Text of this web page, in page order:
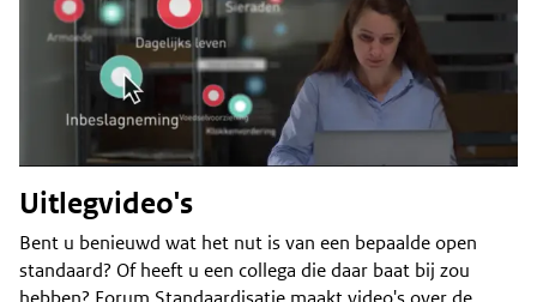
Uitlegvideo's
Bent u benieuwd wat het nut is van een bepaalde open
standaard? Of heeft u een collega die daar baat bij zou